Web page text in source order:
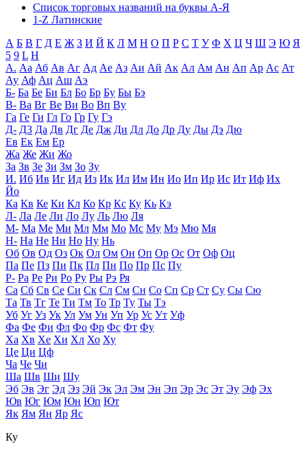
Список торговых названий на буквы А-Я
1-Z Латинские
А Б В Г Д Е Ж З И Й К Л М Н О П Р С Т У Ф Х Ц Ч Ш Э Ю Я
5 9 L H
А. Аа Аб Ав Аг Ад Ае Аз Аи Ай Ак Ал Ам Ан Ап Ар Ас Ат
Ау Аф Ац Аш Аэ
Б- Ба Бе Би Бл Бо Бр Бу Бы Бэ
В- Ва Вг Ве Ви Во Вп Ву
Га Ге Ги Гл Го Гр Гу Гэ
Д- Д3 Да Дв Дг Де Дж Ди Дл До Др Ду Ды Дэ Дю
Ев Ек Ем Ер
Жа Же Жи Жо
За Зв Зе Зи Зм Зо Зу
И. Иб Ив Иг Ид Из Ик Ил Им Ин Ио Ип Ир Ис Ит Иф Их
Йо
Ка Кв Ке Ки Кл Ко Кр Кс Ку Кь Кэ
Л- Ла Ле Ли Ло Лу Ль Лю Ля
М- Ма Ме Ми Мл Мм Мо Мс Му Мэ Мю Мя
Н- На Не Ни Но Ну Нь
Об Ов Од Оз Ок Ол Ом Он Оп Ор Ос От Оф Оц
Па Пе Пз Пи Пк Пл Пн По Пр Пс Пу
Р- Ра Ре Ри Ро Ру Ры Рэ Ря
Са Сб Св Се Си Ск Сл См Сн Со Сп Ср Ст Су Сы Сю
Та Тв Тг Те Ти Тм То Тр Ту Ты Тэ
Уб Уг Уз Ук Ул Ум Ун Уп Ур Ус Ут Уф
Фа Фе Фи Фл Фо Фр Фс Фт Фу
Ха Хв Хе Хи Хл Хо Ху
Це Ци Цф
Ча Че Чи
Ша Шв Ши Шу
Эб Эв Эг Эд Эз Эй Эк Эл Эм Эн Эп Эр Эс Эт Эу Эф Эх
Юв Юг Юм Юн Юп Ют
Як Ям Ян Яр Яс
Ку